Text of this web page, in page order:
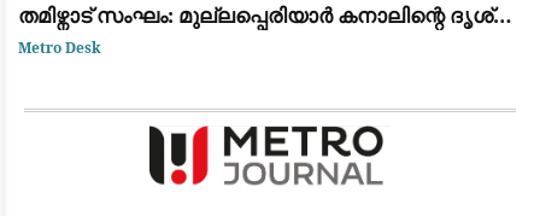
തമിഴ്നാട് സംഘം: മുല്ലപ്പെരിയാർ കനാലിന്റെ ദൃശ്യം
പകർത്തി
Metro Desk